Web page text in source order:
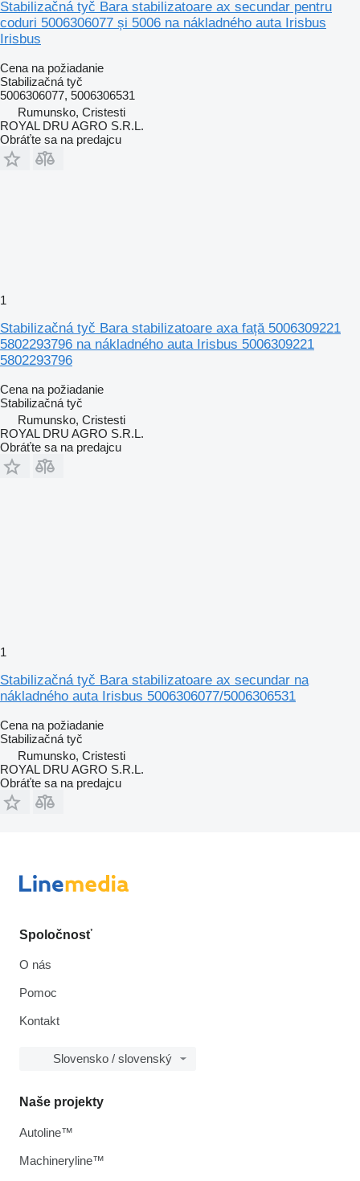
Stabilizačná tyč Bara stabilizatoare ax secundar pentru
coduri 5006306077 și 5006 na nákladného auta Irisbus
Irisbus
Cena na požiadanie
Stabilizačná tyč
5006306077, 5006306531
Rumunsko, Cristesti
ROYAL DRU AGRO S.R.L.
Obráťte sa na predajcu
1
Stabilizačná tyč Bara stabilizatoare axa față 5006309221
5802293796 na nákladného auta Irisbus 5006309221
5802293796
Cena na požiadanie
Stabilizačná tyč
Rumunsko, Cristesti
ROYAL DRU AGRO S.R.L.
Obráťte sa na predajcu
1
Stabilizačná tyč Bara stabilizatoare ax secundar na
nákladného auta Irisbus 5006306077/5006306531
Cena na požiadanie
Stabilizačná tyč
Rumunsko, Cristesti
ROYAL DRU AGRO S.R.L.
Obráťte sa na predajcu
Spoločnosť
O nás
Pomoc
Kontakt
Slovensko / slovenský
Naše projekty
Autoline™
Machineryline™